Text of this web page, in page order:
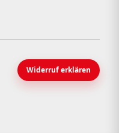
Widerruf erklären